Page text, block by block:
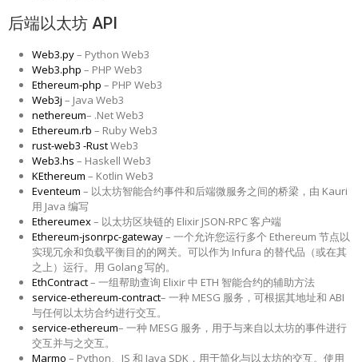
后端以太坊 API
Web3.py– Python Web3
Web3.php – PHP Web3
Ethereum-php – PHP Web3
Web3j – Java Web3
nethereum– .Net Web3
Ethereum.rb – Ruby Web3
rust-web3 -RustWeb3
Web3.hs – Haskell Web3
KEthereum – Kotlin Web3
Eventeum – 以太坊智能合约事件和后端微服务之间的桥梁，由 Kauri
用 Ja​​va 编写
Ethereumex– 以太坊区块链的 Elixir JSON-RPC 客户端
Ethereum-jsonrpc-gateway– 一个允许您运行多个 Ethereum 节点以
实现冗余和负载平衡目的的网关。可以作为 Infura 的替代品（或在其
之上）运行。用 Golang 写的。
EthContract– 一组帮助查询 Elixir 中 ETH 智能合约的辅助方法
service-ethereum-contract– 一种 MESG 服务，可根据其地址和 ABI
与任何以太坊合约进行交互。
service-ethereum– 一种 MESG 服务，用于与来自以太坊的事件进行
交互并与之交互。
Marmo – Python、JS 和 Java SDK，用于简化与以太坊的交互。使用